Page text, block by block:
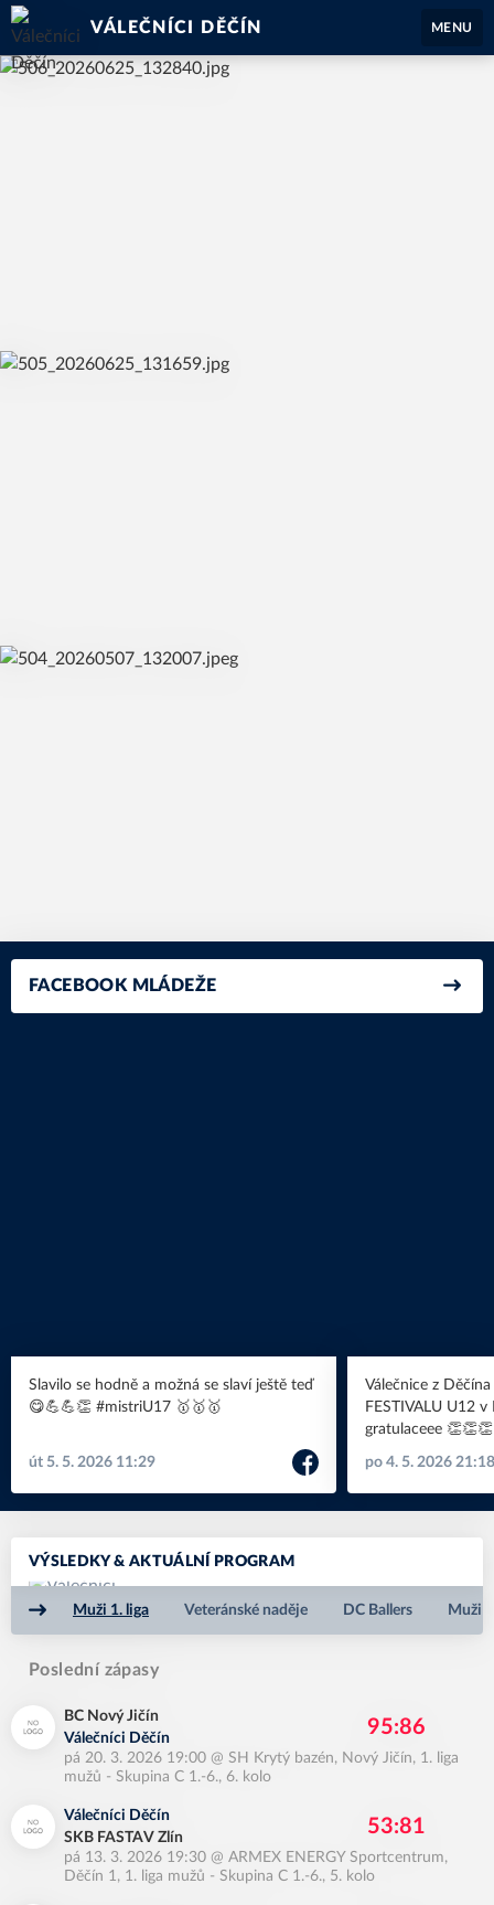
VÁLEČNÍCI DĚČÍN MENU
čt 25. 6. 2026
čt 25. 6. 2026
čt 7. 5. 2026
9TEEN FINALS míří do Děčína. Vrchol mládežnického
basketbalu je tady!
FACEBOOK MLÁDEŽE
Slavilo se hodně a možná se slaví ještě teď
😋💪💪👏 #mistriU17 🥇🥇🥇
út 5. 5. 2026 11:29
Válečnice z
FESTIVALU U12 v
gratulaceee 👏👏👏
po 4. 5. 2026
VÝSLEDKY & AKTUÁLNÍ PROGRAM
Muži 1. liga Veteránské naděje DC Ballers Muži
Poslední zápasy
BC Nový Jičín
Válečníci Děčín
95:86
pá 20. 3. 2026 19:00 @ SH Krytý bazén, Nový Jičín, 1. liga
mužů - Skupina C 1.-6., 6. kolo
Válečníci Děčín
SKB FASTAV Zlín
53:81
pá 13. 3. 2026 19:30 @ ARMEX ENERGY Sportcentrum,
Děčín 1, 1. liga mužů - Skupina C 1.-6., 5. kolo